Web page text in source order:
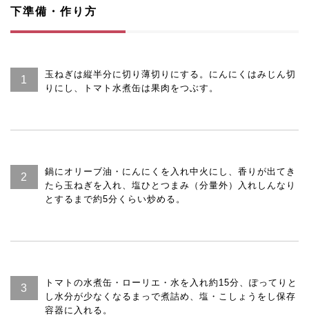
下準備・作り方
玉ねぎは縦半分に切り薄切りにする。にんにくはみじん切
りにし、トマト水煮缶は果肉をつぶす。
鍋にオリーブ油・にんにくを入れ中火にし、香りが出てき
たら玉ねぎを入れ、塩ひとつまみ（分量外）入れしんなり
とするまで約5分くらい炒める。
トマトの水煮缶・ローリエ・水を入れ約15分、ぽってりと
し水分が少なくなるまっで煮詰め、塩・こしょうをし保存
容器に入れる。